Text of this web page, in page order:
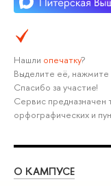
Нашли опечатку?
Выделите её,
Спасибо за участие!
Сервис предназначен
орфографических и
О КАМПУСЕ